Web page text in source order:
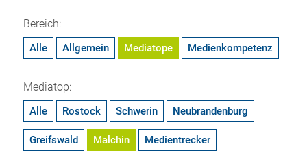
Bereich:
Alle Allgemein Mediatope Medienkompetenz
Mediatop:
Alle Rostock Schwerin Neubrandenburg
Greifswald Malchin Medientrecker